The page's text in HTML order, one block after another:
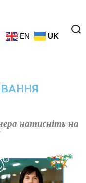
EN UK
натисніть на